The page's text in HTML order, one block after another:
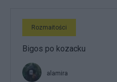
Rozmaitości
Bigos po kozacku
alamira